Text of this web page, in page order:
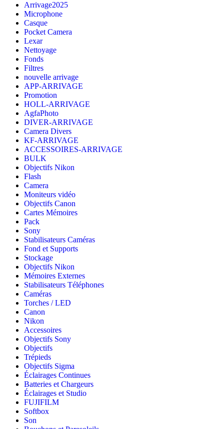
Arrivage2025
Microphone
Casque
Pocket Camera
Lexar
Nettoyage
Fonds
Filtres
nouvelle arrivage
APP-ARRIVAGE
Promotion
HOLL-ARRIVAGE
AgfaPhoto
DIVER-ARRIVAGE
Camera Divers
KF-ARRIVAGE
ACCESSOIRES-ARRIVAGE
BULK
Objectifs Nikon
Flash
Camera
Moniteurs vidéo
Objectifs Canon
Cartes Mémoires
Pack
Sony
Stabilisateurs Caméras
Fond et Supports
Stockage
Objectifs Nikon
Mémoires Externes
Stabilisateurs Téléphones
Caméras
Torches / LED
Canon
Nikon
Accessoires
Objectifs Sony
Objectifs
Trépieds
Objectifs Sigma
Éclairages Continues
Batteries et Chargeurs
Éclairages et Studio
FUJIFILM
Softbox
Son